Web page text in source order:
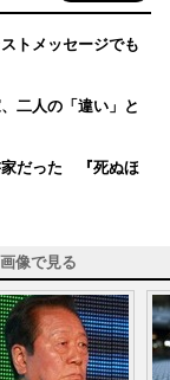
トメッセージでも
二人の「違い」と
家だった 『死ぬほ
画像で見る